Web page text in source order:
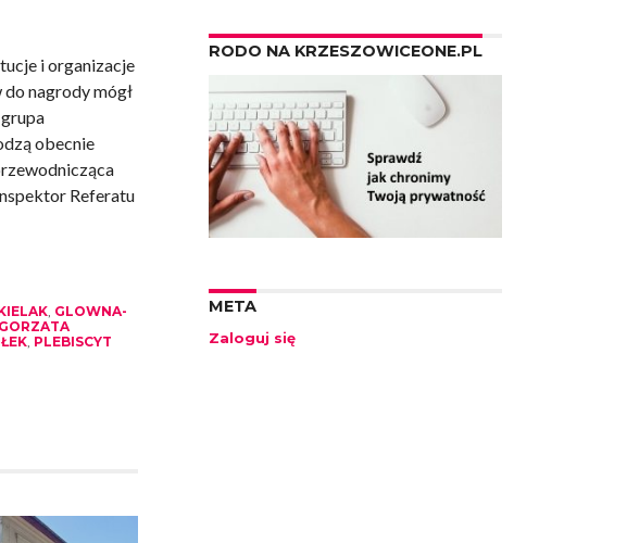
i organizacje
nagrody mógł
obecnie
Referatu
, GLOWNA-
, PLEBISCYT
RODO NA KRZESZOWICEONE.PL
META
Zaloguj się